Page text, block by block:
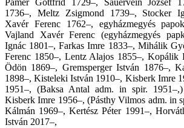
Pámer Gottfrid 1729–, Sauervein József
1736–, Meltz Zsigmond 1739–, Stocker
Xavér Ferenc 1762–, egyházmegyés
Vajland Xavér Ferenc (egyházmegyés
Ignác 1801–, Farkas Imre 1833–, Mihálik
Ferenc 1850–, Lentz Alajos 1855–, Kopálik
Ödön 1869–, Gremsperger István 1876–,
1898–, Kisteleki István 1910–, Kisberk Imre
1951–, (Baksa Antal adm. in spir.
Kisberk Imre 1956–, (Pásthy Vilmos adm. in
Kálmán 1969–, Kertész Péter 1991–,
István 2017–,